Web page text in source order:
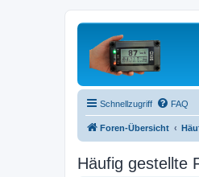
Schnellzugriff FAQ
Foren-Übersicht
Häufig gestellte